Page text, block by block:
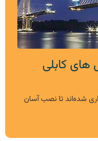
کابلی
شده‌اند تا نصب آسان